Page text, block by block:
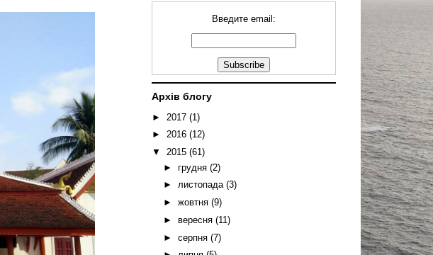
Введите email:
Архів блогу
► 2017 (1)
► 2016 (12)
▼ 2015 (61)
► грудня (2)
► листопада (3)
► жовтня (9)
► вересня (11)
► серпня (7)